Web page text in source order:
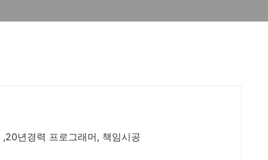
년경력 프로그래머, 책임시공